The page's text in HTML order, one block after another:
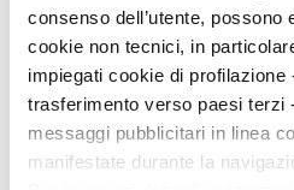
consenso dell’utente, possono
cookie non tecnici, in
impiegati cookie di profilazione
trasferimento verso paesi terzi
messaggi pubblicitari in linea
manifestate durante la
A Stabiae viveva anche
Vecchio, nella cui villa il grande
ore di vita, prima di morire sul
dell’eruzione. Inoltre una
villa di Anteros o del Fauno una
appartenuta alla famiglia dei Livii